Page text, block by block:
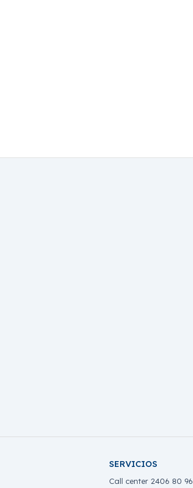
SERVICIOS
Call center 2406 80 96